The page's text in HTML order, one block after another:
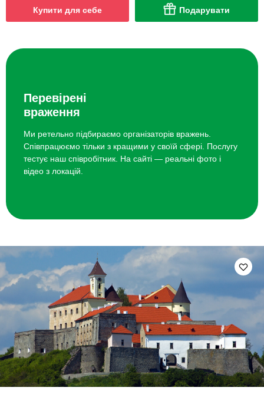
Купити для себе Подарувати
Перевірені
враження
Ми ретельно підбираємо організаторів вражень.
Співпрацюємо тільки з кращими у своїй сфері. Послугу
тестує наш співробітник. На сайті — реальні фото і
відео з локацій.